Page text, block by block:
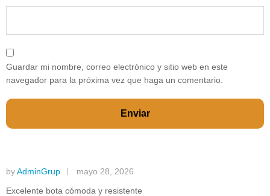
Guardar mi nombre, correo electrónico y sitio web en este
navegador para la próxima vez que haga un comentario.
byAdminGrup
mayo 28, 2026
Excelente bota cómoda y resistente